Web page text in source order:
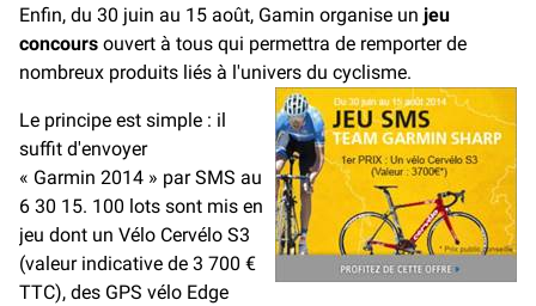
Enfin, du 30 juin au 15 août, Gamin organise un jeu
concours ouvert à tous qui permettra de remporter de
nombreux produits liés à l'univers du cyclisme.
Le principe est simple : il
suffit d'envoyer
« Garmin 2014 » par SMS au
6 30 15. 100 lots sont mis en
jeu dont un Vélo Cervélo S3
(valeur indicative de 3 700 €
TTC), des GPS vélo Edge